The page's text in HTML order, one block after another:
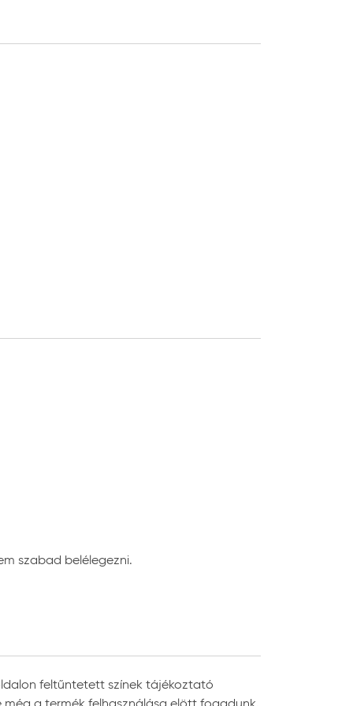
2 órán belül fesse át Trinát korróziógátló
hígításra van szükség, ecsettel történő
tisztítása és az elcseppenések eltávolítása
a felhasználót az adott festendő
során nem fed megfelelően.
ne csapódjon le. Szélsőséges
tulajdonságából következik. A
szabad belélegezni.
feltűntetett színek tájékoztató